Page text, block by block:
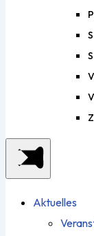
Aktuelles